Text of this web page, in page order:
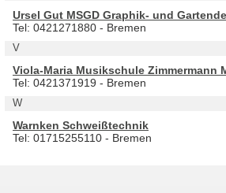
Ursel Gut MSGD Graphik- und
Tel: 0421271880 - Bremen
V
Viola-Maria Musikschule Zimmermann
Tel: 0421371919 - Bremen
W
Warnken Schweißtechnik
Tel: 01715255110 - Bremen